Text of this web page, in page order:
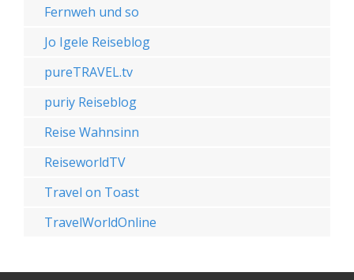
Fernweh und so
Jo Igele Reiseblog
pureTRAVEL.tv
puriy Reiseblog
Reise Wahnsinn
ReiseworldTV
Travel on Toast
TravelWorldOnline